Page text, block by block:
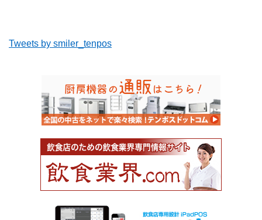
Tweets by smiler_tenpos